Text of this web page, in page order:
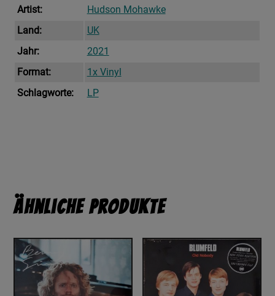
Artist:
Hudson Mohawke
Land:
UK
Jahr:
2021
Format:
1x Vinyl
Schlagworte:
LP
Ähnliche Produkte